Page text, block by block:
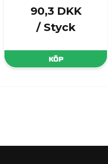
90,3 DKK
/ Styck
KÖP